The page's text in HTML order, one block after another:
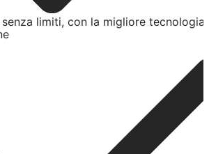
limiti, con la migliore tecnologia